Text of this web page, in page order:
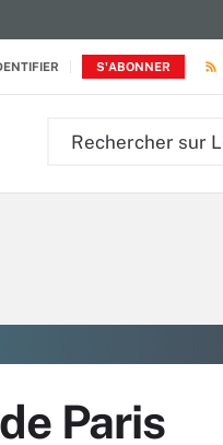
S'ABONNER
Paris